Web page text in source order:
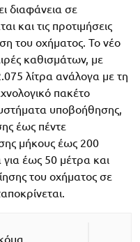
διαφάνεια σε
και τις προτιμήσεις
του οχήματος. Το νέο
καθισμάτων, με
λίτρα ανάλογα με τη
πακέτο
υποβοήθησης,
έως πέντε
μήκους έως 200
έως 50 μέτρα και
του οχήματος σε